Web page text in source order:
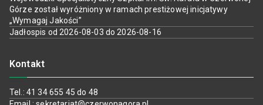
Górze został wyróżniony w ramach prestiżowej inicjatywy
„Wymagaj Jakości”
Jadłospis od 2026-08-03 do 2026-08-16
Kontakt
Tel.: 41 34 655 45 do 48